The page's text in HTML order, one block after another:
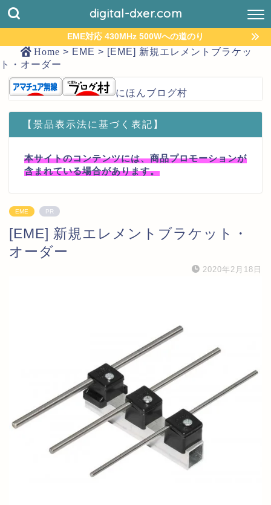
digital-dxer.com
EME対応 430MHz 500Wへの道のり
Home > EME > [EME] 新規エレメントブラケッ
ト・オーダー
にほんブログ村
【景品表示法に基づく表記】
本サイトのコンテンツには、商品プロモーションが
含まれている場合があります。
EME PR
[EME] 新規エレメントブラケット・
オーダー
2020年2月18日